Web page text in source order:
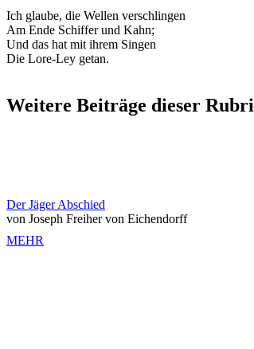
Ich glaube, die Wellen verschlingen
Am Ende Schiffer und Kahn;
Und das hat mit ihrem Singen
Die Lore-Ley getan.
Weitere Beiträge dieser
Der Jäger Abschied
von Joseph Freiher von Eichendorff
MEHR